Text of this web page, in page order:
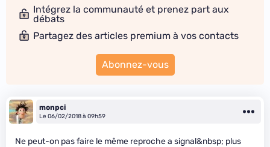
Intégrez la communauté et prenez part aux
débats
Partagez des articles premium à vos contacts
Abonnez-vous
monpci
Le 06/02/2018 à 09h59
Ne peut-on pas faire le même reproche a signal&nbsp; plus